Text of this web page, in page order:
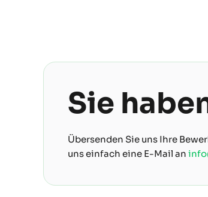
Sie
Übersenden Sie uns Ihre
uns einfach eine E-Mail an